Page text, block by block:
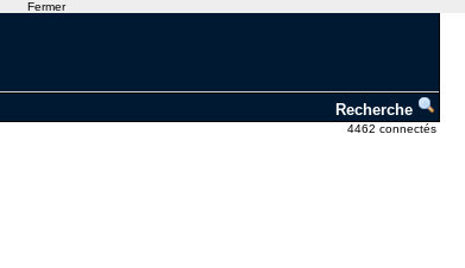
Recherche
4462 connectés
Fermer